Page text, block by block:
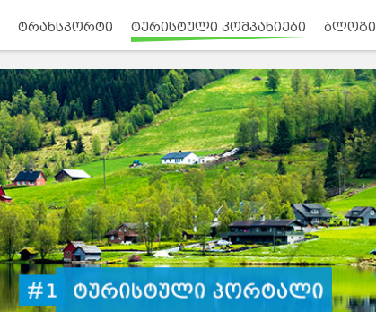
ტრანსპორტი ტურისტული კომპანიები ბლოგი